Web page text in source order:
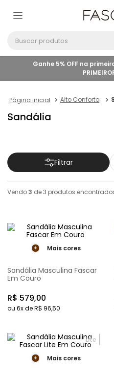
Ganhe 5% OFF na
Alto Conforto
Sandália
Filtrar
Vendo3 de3 produtos
Mais cores
Sandália Masculina Fascar
Em Couro
R$ 579,00
ou 6x deR$ 96,50
Lite
Mais cores